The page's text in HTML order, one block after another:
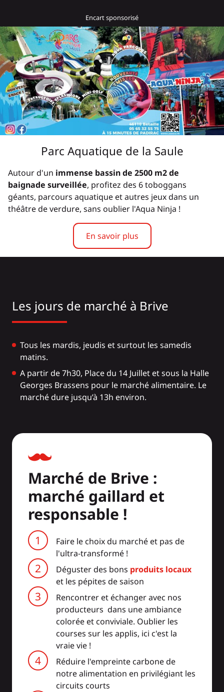
Parc Aquatique de la Saule
Autour d'un immense bassin de 2500 m2 de
baignade surveillée, profitez des 6 toboggans
géants, parcours aquatique et autres jeux dans un
théâtre de verdure, sans oublier l'Aqua Ninja !
En savoir plus
Les jours de marché à Brive
Tous les mardis, jeudis et surtout les samedis
matins.
A partir de 7h30, Place du 14 Juillet et sous la Halle
Georges Brassens pour le marché alimentaire. Le
marché dure jusqu’à 13h environ.
Marché de Brive :
marché gaillard et
responsable !
Faire le choix du marché et pas de
l'ultra-transformé !
Déguster des bons produits locaux
et les pépites de saison
Rencontrer et échanger avec nos
producteurs dans une ambiance
colorée et conviviale. Oublier les
courses sur les applis, ici c'est la
vraie vie !
Réduire l'empreinte carbone de
notre alimentation en privilégiant les
circuits courts